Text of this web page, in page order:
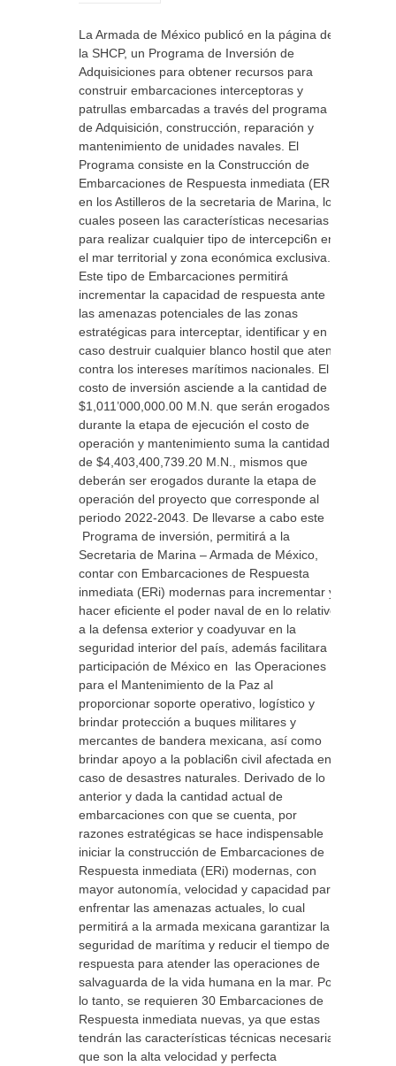
La Armada de México publicó en la página de
la SHCP, un Programa de Inversión de
Adquisiciones para obtener recursos para
construir embarcaciones interceptoras y
patrullas embarcadas a través del programa
de Adquisición, construcción, reparación y
mantenimiento de unidades navales. El
Programa consiste en la Construcción de
Embarcaciones de Respuesta inmediata (ERI)
en los Astilleros de la secretaria de Marina, los
cuales poseen las características necesarias
para realizar cualquier tipo de intercepci6n en
el mar territorial y zona económica exclusiva.
Este tipo de Embarcaciones permitirá
incrementar la capacidad de respuesta ante
las amenazas potenciales de las zonas
estratégicas para interceptar, identificar y en su
caso destruir cualquier blanco hostil que atente
contra los intereses marítimos nacionales. El
costo de inversión asciende a la cantidad de
$1,011’000,000.00 M.N. que serán erogados
durante la etapa de ejecución el costo de
operación y mantenimiento suma la cantidad
de $4,403,400,739.20 M.N., mismos que
deberán ser erogados durante la etapa de
operación del proyecto que corresponde al
periodo 2022-2043. De llevarse a cabo este
Programa de inversión, permitirá a la
Secretaria de Marina – Armada de México,
contar con Embarcaciones de Respuesta
inmediata (ERi) modernas para incrementar y
hacer eficiente el poder naval de en lo relativo
a la defensa exterior y coadyuvar en la
seguridad interior del país, además facilitara la
participación de México en las Operaciones
para el Mantenimiento de la Paz al
proporcionar soporte operativo, logístico y
brindar protección a buques militares y
mercantes de bandera mexicana, así como
brindar apoyo a la poblaci6n civil afectada en
caso de desastres naturales. Derivado de lo
anterior y dada la cantidad actual de
embarcaciones con que se cuenta, por
razones estratégicas se hace indispensable
iniciar la construcción de Embarcaciones de
Respuesta inmediata (ERi) modernas, con
mayor autonomía, velocidad y capacidad para
enfrentar las amenazas actuales, lo cual
permitirá a la armada mexicana garantizar la
seguridad de marítima y reducir el tiempo de
respuesta para atender las operaciones de
salvaguarda de la vida humana en la mar. Por
lo tanto, se requieren 30 Embarcaciones de
Respuesta inmediata nuevas, ya que estas
tendrán las características técnicas necesarias:
que son la alta velocidad y perfecta